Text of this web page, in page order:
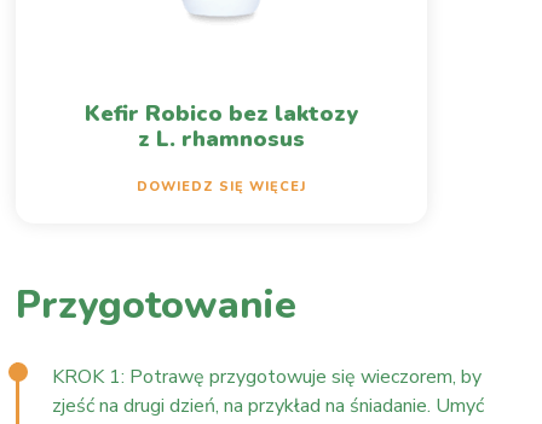
Kefir Robico bez laktozy
z L. rhamnosus
DOWIEDZ SIĘ WIĘCEJ
Przygotowanie
KROK 1: Potrawę przygotowuje się wieczorem, by
zjeść na drugi dzień, na przykład na śniadanie. Umyć